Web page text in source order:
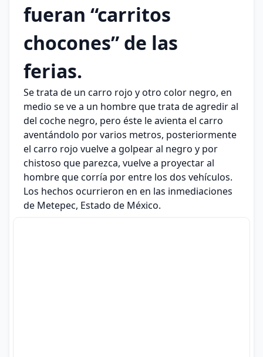
fueran “carritos
chocones” de las
ferias.
Se trata de un carro rojo y otro color negro, en
medio se ve a un hombre que trata de agredir al
del coche negro, pero éste le avienta el carro
aventándolo por varios metros, posteriormente
el carro rojo vuelve a golpear al negro y por
chistoso que parezca, vuelve a proyectar al
hombre que corría por entre los dos vehículos.
Los hechos ocurrieron en en las inmediaciones
de Metepec, Estado de México.